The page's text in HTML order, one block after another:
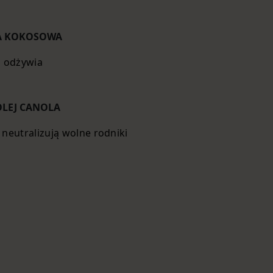
KOKOSOWA
odżywia
CANOLA
neutralizują wolne rodniki